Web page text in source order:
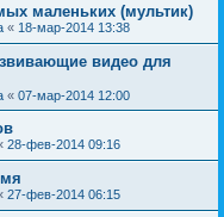
маленьких (мультик)
« 18-мар-2014 13:38
видео для
« 07-мар-2014 12:00
28-фев-2014 09:16
27-фев-2014 06:15